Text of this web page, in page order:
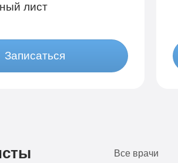
лист
Записаться
Все врачи